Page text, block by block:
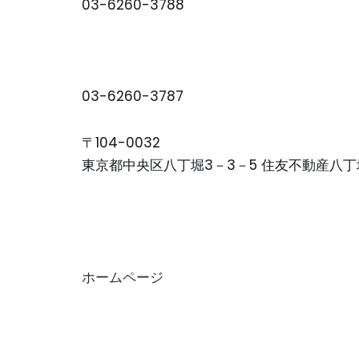
03-6260-3788
03-6260-3787
〒104-0032
東京都中央区八丁堀3－3－5 住友不動産八
ホームページ